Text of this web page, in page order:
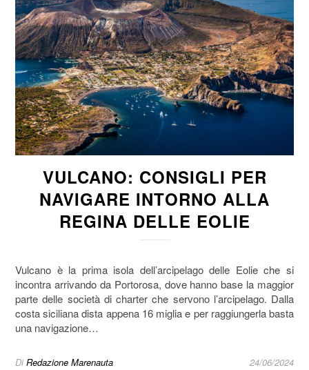
VULCANO: CONSIGLI PER
NAVIGARE INTORNO ALLA
REGINA DELLE EOLIE
Vulcano è la prima isola dell’arcipelago delle Eolie che si
incontra arrivando da Portorosa, dove hanno base la maggior
parte delle società di charter che servono l’arcipelago. Dalla
costa siciliana dista appena 16 miglia e per raggiungerla basta
una navigazione…
Di Redazione Marenauta 24/06/2024